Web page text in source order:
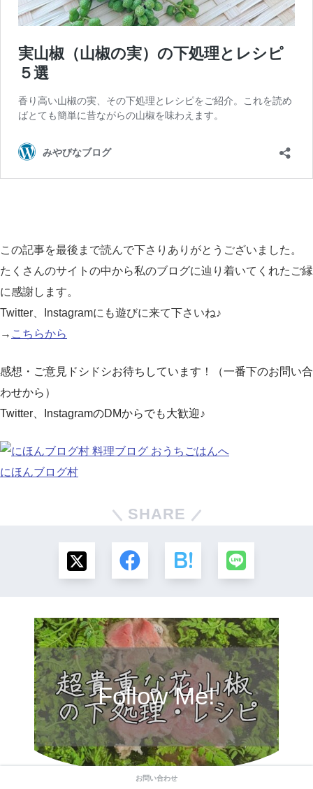
この記事を最後まで読んで下さりありがとうございました。
たくさんのサイトの中から私のブログに辿り着いてくれたご縁
に感謝します。
Twitter、Instagramにも遊びに来て下さいね♪
→ こちらから
感想・ご意見ドシドシお待ちしています！（一番下のお問い合
わせから）
Twitter、InstagramのDMからでも大歓迎♪
にほんブログ村
SHARE
Follow Me!
お問い合わせ